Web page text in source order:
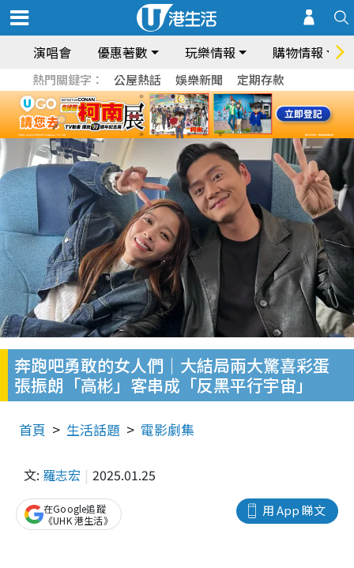
演唱會 優惠著數 玩樂情報 購物情報
熱門關鍵字： 公屋熱話 娛樂新聞 定期存款
奔跑吧勇敢的女人們｜大結局兩大驚喜彩蛋
張振朗「高彬」客串成「反黑平行宇宙」
首頁 生活話題 電影劇集
文: 羅志宏 2025.01.25
用 App 睇文
在Google追蹤
《UHK 港生活》